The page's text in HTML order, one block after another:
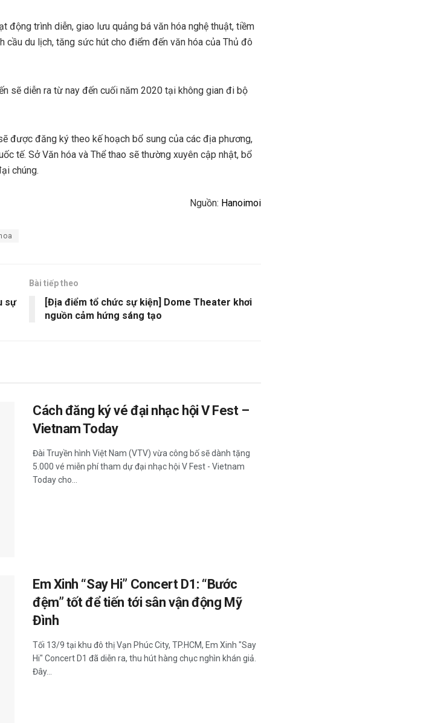
động trình diễn, giao lưu quảng bá văn hóa nghệ thuật, tiềm
du lịch, tăng sức hút cho điểm đến văn hóa của Thủ đô
sẽ diễn ra từ nay đến cuối năm 2020 tại không gian đi bộ
được đăng ký theo kế hoạch bổ sung của các địa phương,
tế. Sở Văn hóa và Thể thao sẽ thường xuyên cập nhật, bổ
chúng.
Nguồn: Hanoimoi
sự
Bài tiếp theo
[Địa điểm tổ chức sự kiện] Dome Theater khơi
nguồn cảm hứng sáng tạo
Cách đăng ký vé đại nhạc hội V Fest –
Vietnam Today
Đài Truyền hình Việt Nam (VTV) vừa công bố sẽ dành tặng
5.000 vé miễn phí tham dự đại nhạc hội V Fest - Vietnam
Today cho...
Em Xinh “Say Hi” Concert D1: “Bước
đệm” tốt để tiến tới sân vận động Mỹ
Đình
Tối 13/9 tại khu đô thị Vạn Phúc City, TP.HCM, Em Xinh "Say
Hi" Concert D1 đã diễn ra, thu hút hàng chục nghìn khán giả.
Đây...